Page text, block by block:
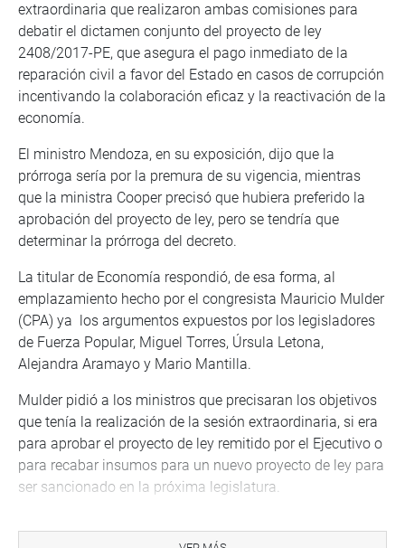
extraordinaria que realizaron ambas comisiones para
debatir el dictamen conjunto del proyecto de ley
2408/2017-PE, que asegura el pago inmediato de la
reparación civil a favor del Estado en casos de corrupción
incentivando la colaboración eficaz y la reactivación de la
economía.
El ministro Mendoza, en su exposición, dijo que la
prórroga sería por la premura de su vigencia, mientras
que la ministra Cooper precisó que hubiera preferido la
aprobación del proyecto de ley, pero se tendría que
determinar la prórroga del decreto.
La titular de Economía respondió, de esa forma, al
emplazamiento hecho por el congresista Mauricio Mulder
(CPA) ya los argumentos expuestos por los legisladores
de Fuerza Popular, Miguel Torres, Úrsula Letona,
Alejandra Aramayo y Mario Mantilla.
Mulder pidió a los ministros que precisaran los objetivos
que tenía la realización de la sesión extraordinaria, si era
para aprobar el proyecto de ley remitido por el Ejecutivo o
para recabar insumos para un nuevo proyecto de ley para
ser sancionado en la próxima legislatura.